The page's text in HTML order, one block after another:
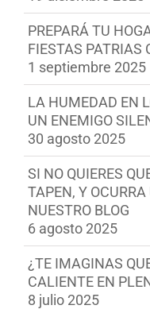
PREPARÁ TU
FIESTAS PATRIAS
1 septiembre 2025
LA HUMEDAD EN
UN ENEMIGO
30 agosto 2025
SI NO QUIERES
TAPEN, Y
NUESTRO BLOG
6 agosto 2025
¿TE IMAGINAS
CALIENTE EN
8 julio 2025